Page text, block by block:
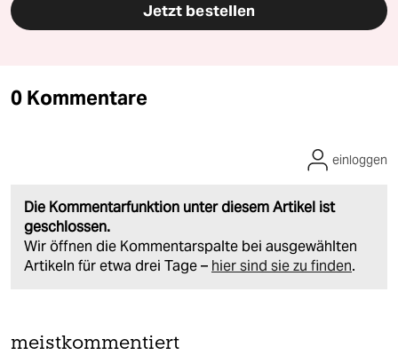
Jetzt bestellen
0 Kommentare
Die Kommentarfunktion unter diesem Artikel ist
geschlossen.
Wir öffnen die Kommentarspalte bei ausgewählten
Artikeln für etwa drei Tage – hier sind sie zu finden.
einloggen
meistkommentiert